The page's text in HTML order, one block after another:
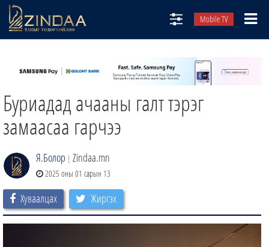
Mobile TV
ТВ8
ӨГЛӨӨНИЙ СОНИН
АУДИО ЗОХИОЛ
Буриадад ачааны галт тэрэг
замаасаа гарчээ
Я.Болор | Zindaa.mn
2025 оны 01 сарын 13
Хуваалцах Жиргэх